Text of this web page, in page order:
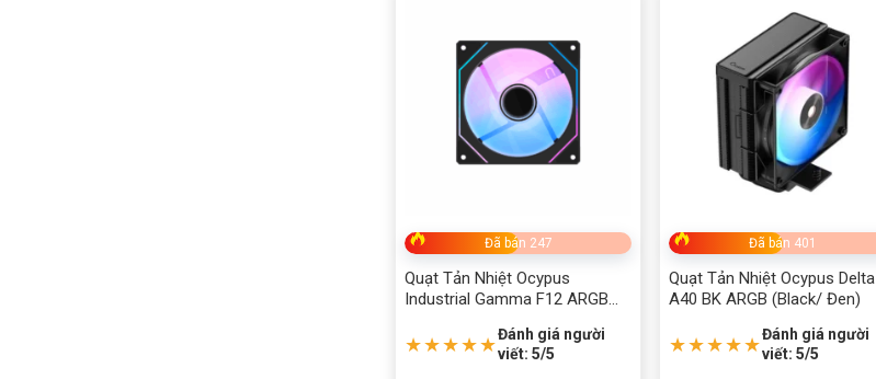
Đã bán 247
Quạt Tản Nhiệt Ocypus
Industrial Gamma F12 ARGB
★★★★★Đánh giá người
viết: 5/5
Đã bán 401
Quạt Tản Nhiệt Ocypus Delta
A40 BK ARGB (Black/ Đen)
★★★★★Đánh giá người
viết: 5/5